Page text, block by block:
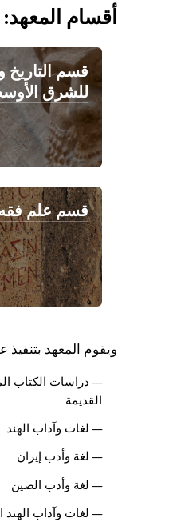
أقسام المعهد:
قسم التاريخ
للشرق
قسم علم فقه
ويقوم المعهد بتنفيذ
— دراسات الكتاب
القديمة
— لغات وآداب الهند
— لغة وأدب إيران
— لغة وأدب الصين
— لغات وآداب